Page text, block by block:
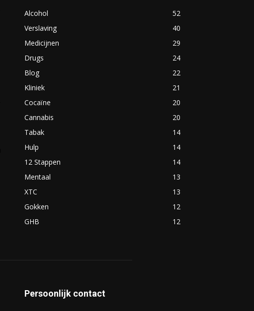
Alcohol
52
Verslaving
40
Medicijnen
29
Drugs
24
Blog
22
Kliniek
21
Cocaïne
20
Cannabis
20
Tabak
14
Hulp
14
12 Stappen
14
Mentaal
13
XTC
13
Gokken
12
GHB
12
Persoonlijk contact